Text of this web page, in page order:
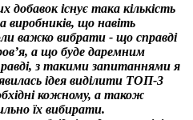
добавок існує така кількість
виробників, що навіть
важко вибрати - що справді
а що буде даремним
з такими запитаннями я
ідея виділити ТОП-3
кожному, а також
їх вибирати.